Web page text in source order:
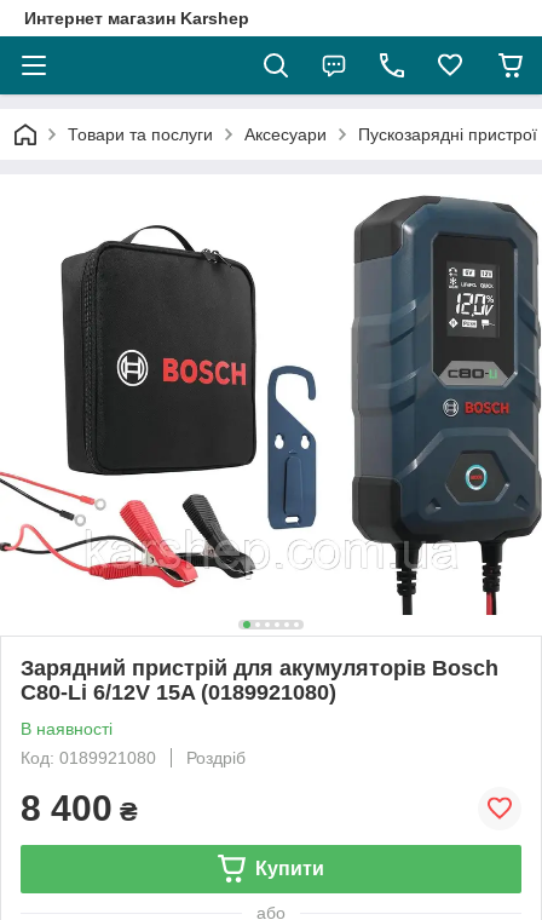
Интернет магазин Karshep
Товари та послуги Аксесуари Пускозарядні пристрої
Зарядний пристрій для акумуляторів Bosch
C80-Li 6/12V 15A (0189921080)
В наявності
Код: 0189921080
Роздріб
8 400 ₴
Купити
або